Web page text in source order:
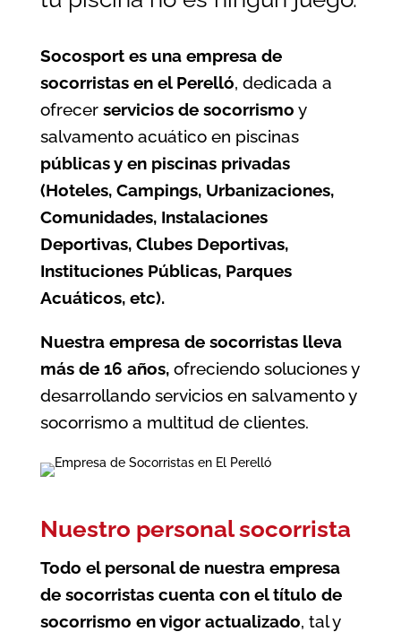
Socosport es una empresa de
socorristas en el Perelló, dedicada a
ofrecer servicios de socorrismo y
salvamento acuático en piscinas
públicas y en piscinas privadas
(Hoteles, Campings, Urbanizaciones,
Comunidades, Instalaciones
Deportivas, Clubes Deportivas,
Instituciones Públicas, Parques
Acuáticos, etc).
Nuestra empresa de socorristas lleva
más de 16 años,ofreciendo soluciones y
desarrollando servicios en salvamento y
socorrismo a multitud de clientes.
Nuestro personal socorrista
Todo el personal de nuestra empresa
de socorristascuenta con el título de
socorrismo en vigor actualizado, tal y